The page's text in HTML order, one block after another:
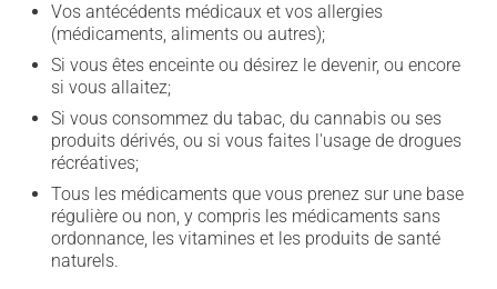
Vos antécédents médicaux et vos allergies
(médicaments, aliments ou autres);
Si vous êtes enceinte ou désirez le devenir, ou encore
si vous allaitez;
Si vous consommez du tabac, du cannabis ou ses
produits dérivés, ou si vous faites l'usage de drogues
récréatives;
Tous les médicaments que vous prenez sur une base
régulière ou non, y compris les médicaments sans
ordonnance, les vitamines et les produits de santé
naturels.